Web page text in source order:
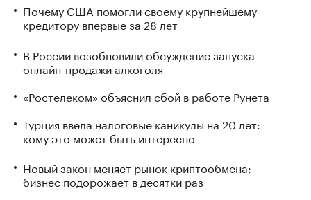
Почему США помогли своему крупнейшему
кредитору впервые за 28 лет
В России возобновили обсуждение запуска
онлайн-продажи алкоголя
«Ростелеком» объяснил сбой в работе Рунета
Турция ввела налоговые каникулы на 20 лет:
кому это может быть интересно
Новый закон меняет рынок криптообмена:
бизнес подорожает в десятки раз